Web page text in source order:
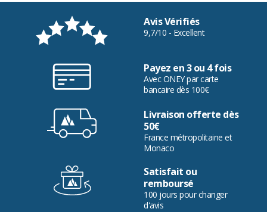
Avis Vérifiés
9,7/10 - Excellent
Payez en 3 ou 4 fois
Avec ONEY par carte
bancaire dès 100€
Livraison offerte dès
50€
France métropolitaine et
Monaco
Satisfait ou
remboursé
100 jours pour changer
d'avis